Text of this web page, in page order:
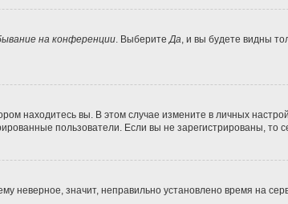
на конференции . Выберите Да , и вы будете видны
находитесь вы. В этом случае измените в личных
пользователи. Если вы не зарегистрированы, то
неверное, значит, неправильно установлено время на